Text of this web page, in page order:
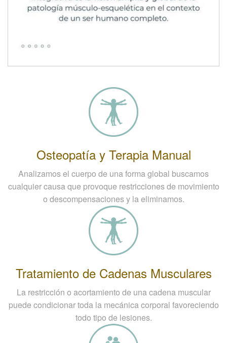
Osteopatía y Terapia Manual
Analizamos el cuerpo de una forma global buscamos
cualquier causa que provoque restricciones de movimiento
o descompensaciones y la eliminamos.
Tratamiento de Cadenas Musculares
La restricción o acortamiento de una cadena muscular
puede condicionar toda la mecánica corporal favoreciendo
todo tipo de lesiones.